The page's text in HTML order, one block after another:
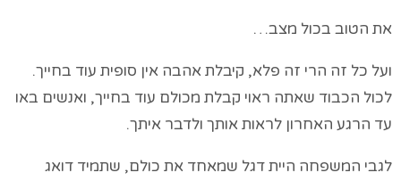
את הטוב בכול מצב…
ועל כל זה הרי זה פלא, קיבלת אהבה אין סופית עוד בחייך.
לכול הכבוד שאתה ראוי קבלת מכולם עוד בחייך, ואנשים באו
עד הרגע האחרון לראות אותך ולדבר איתך.
לגבי המשפחה היית דגל שמאחד את כולם, שתמיד דואג